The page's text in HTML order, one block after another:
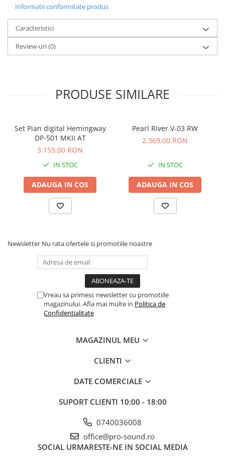
Case-uri de lumini
Comenzi si controllere
Ecrane LED
Efecte de lumini
Moving Head-uri
Proiectoare
Scene şi Ring-uri de Dans
Stative si schela lumini
Instrumente Muzicale
Chitare si bass
Claviaturi
Instrumente cu arcus
Instrumente si jucarii pentru copii
Instrumente traditionale
Accesorii DJ
Accesorii Pick-up si Vinyl
Controllere MIDI - USB DAW
Samplere si controllere
Stative si pupitre DJ
Cabluri si conectori
Informatii conformitate produs
Caracteristici
Review-uri(0)
PRODUSE SIMILARE
Set Pian digital Hemingway
DP-501 MKII AT
3.159,00 RON
IN STOC
ADAUGA IN COS
Pearl River V-03 RW
2.369,00 RON
IN STOC
ADAUGA IN COS
Newsletter Nu rata ofertele si promotiile noastre
Vreau sa primesc newsletter cu promotiile
magazinului. Afla mai multe in Politica de
Confidentialitate
MAGAZINUL MEU
CLIENTI
DATE COMERCIALE
SUPORT CLIENTI 10:00 - 18:00
0740036008
office@pro-sound.ro
SOCIAL URMARESTE-NE IN SOCIAL MEDIA